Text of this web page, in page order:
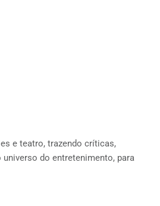
e teatro, trazendo críticas,
do entretenimento, para